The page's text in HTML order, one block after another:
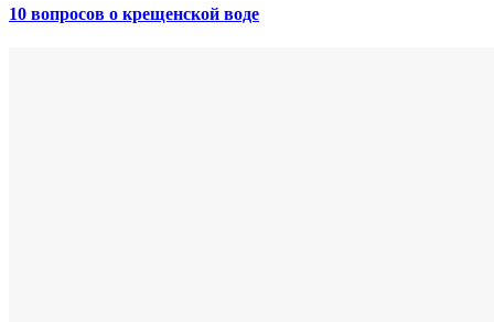
10 вопросов о крещенской воде